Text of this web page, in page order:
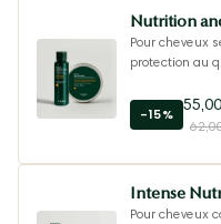
Nutrition
Pour cheveux
protection au
-15%
Intense
Pour cheveux